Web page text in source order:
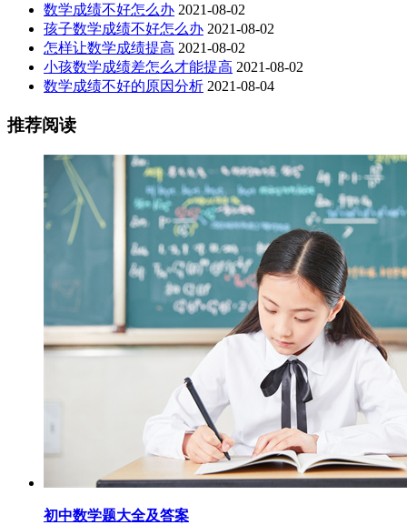
数学成绩不好怎么办 2021-08-02
孩子数学成绩不好怎么办 2021-08-02
怎样让数学成绩提高 2021-08-02
小孩数学成绩差怎么才能提高 2021-08-02
数学成绩不好的原因分析 2021-08-04
推荐阅读
初中数学题大全及答案